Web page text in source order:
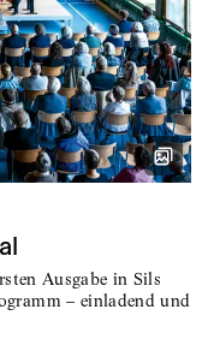
Ausgabe in Sils
– einladend und